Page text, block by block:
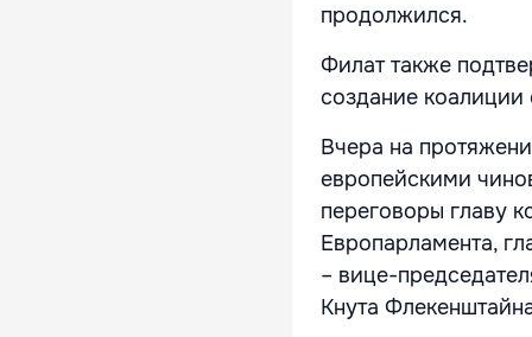
продолжился.
Филат также
создание
Вчера на
европейскими
переговоры главу
Европарламента,
– вице-
Кнута